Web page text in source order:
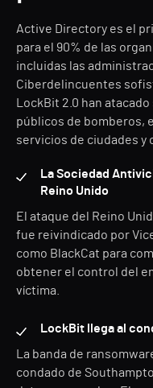
Active Directory es el
para el 90% de las
incluidas las
Ciberdelincuentes
LockBit 2.0 han
públicos de bomberos,
servicios de ciudades y
La Sociedad
Reino Unido
El ataque del Reino
fue reivindicado por
como BlackCat para
obtener el control del
víctima.
LockBit llega al
La banda de
condado de